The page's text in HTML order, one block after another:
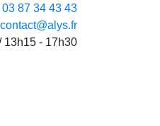
03 87 34 43 43
contact@alys.fr
13h15 - 17h30